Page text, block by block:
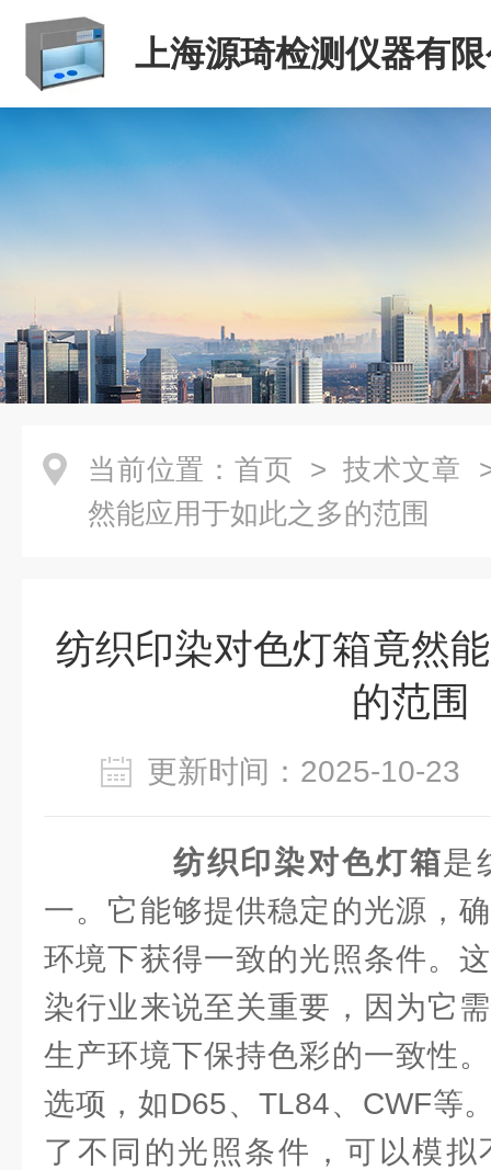
上海源琦检测仪器有
当前位置： 首页 > 技术文章
然能应用于如此之多的范围
纺织印染对色灯箱竟然
的范围
更新时间：2025-10-
纺织印染对色灯箱是
一。它能够提供稳定的光源，
环境下获得一致的光照条件。
染行业来说至关重要，因为它
生产环境下保持色彩的一致性
选项，如D65、TL84、CWF等
了不同的光照条件，可以模